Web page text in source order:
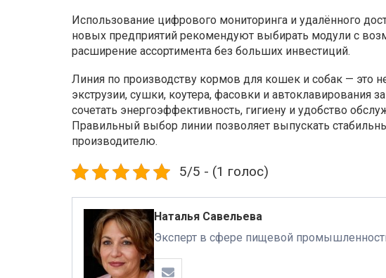
Использование цифрового мониторинга и удалённого
новых предприятий рекомендуют выбирать модули с
расширение ассортимента без больших инвестиций.
Линия по производству кормов для кошек и собак — это
экструзии, сушки, коутера, фасовки и автоклавирования
сочетать энергоэффективность, гигиену и удобство
Правильный выбор линии позволяет выпускать
производителю.
5/5 - (1 голос)
Наталья Савельева
Эксперт в сфере пищевой